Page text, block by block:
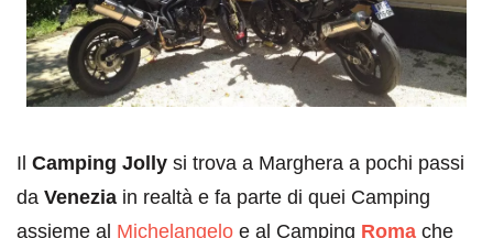
Il Camping Jolly si trova a Marghera a pochi passi
da Venezia in realtà e fa parte di quei Camping
assieme al Michelangelo e al Camping Roma che